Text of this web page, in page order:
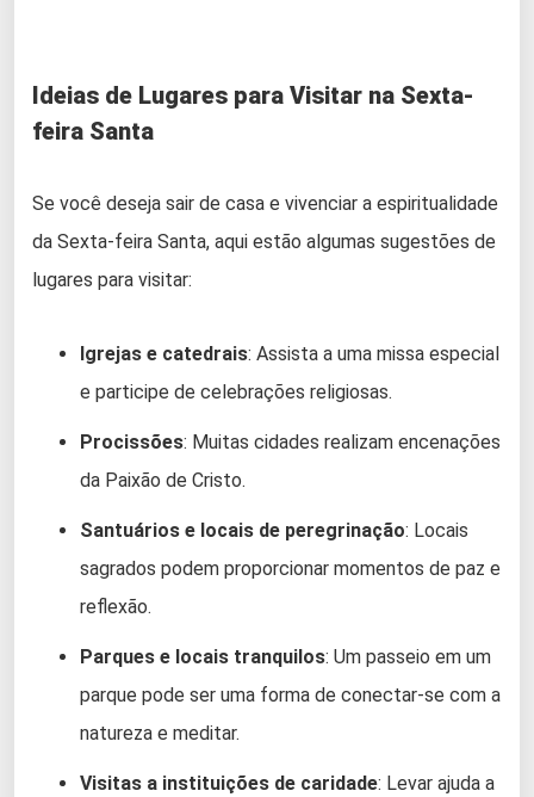
Ideias de Lugares para Visitar na Sexta-
feira Santa
Se você deseja sair de casa e vivenciar a espiritualidade
da Sexta-feira Santa, aqui estão algumas sugestões de
lugares para visitar:
Igrejas e catedrais: Assista a uma missa especial
e participe de celebrações religiosas.
Procissões: Muitas cidades realizam encenações
da Paixão de Cristo.
Santuários e locais de peregrinação: Locais
sagrados podem proporcionar momentos de paz e
reflexão.
Parques e locais tranquilos: Um passeio em um
parque pode ser uma forma de conectar-se com a
natureza e meditar.
Visitas a instituições de caridade: Levar ajuda a